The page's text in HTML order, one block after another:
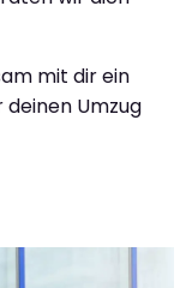
mit dir ein
deinen Umzug